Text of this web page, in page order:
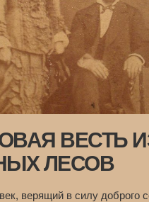
ВЕСТЬ
ЛЕСОВ
верящий в силу доброго